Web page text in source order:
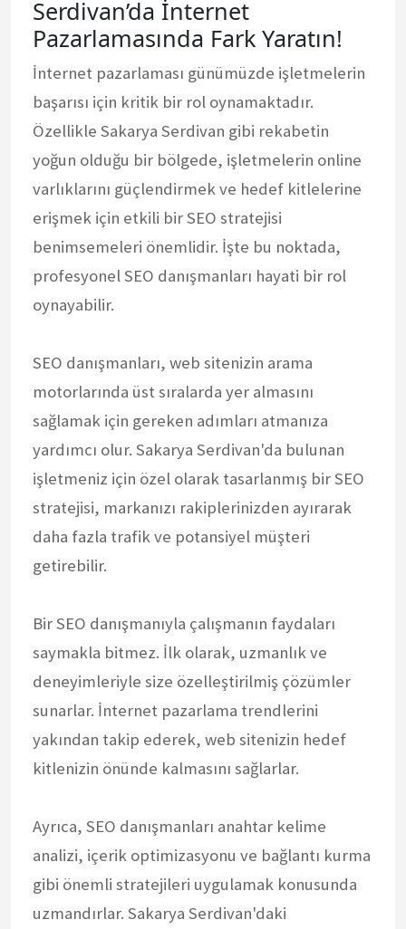
Serdivan’da İnternet
Pazarlamasında Fark Yaratın!
İnternet pazarlaması günümüzde işletmelerin
başarısı için kritik bir rol oynamaktadır.
Özellikle Sakarya Serdivan gibi rekabetin
yoğun olduğu bir bölgede, işletmelerin online
varlıklarını güçlendirmek ve hedef kitlelerine
erişmek için etkili bir SEO stratejisi
benimsemeleri önemlidir. İşte bu noktada,
profesyonel SEO danışmanları hayati bir rol
oynayabilir.
SEO danışmanları, web sitenizin arama
motorlarında üst sıralarda yer almasını
sağlamak için gereken adımları atmanıza
yardımcı olur. Sakarya Serdivan'da bulunan
işletmeniz için özel olarak tasarlanmış bir SEO
stratejisi, markanızı rakiplerinizden ayırarak
daha fazla trafik ve potansiyel müşteri
getirebilir.
Bir SEO danışmanıyla çalışmanın faydaları
saymakla bitmez. İlk olarak, uzmanlık ve
deneyimleriyle size özelleştirilmiş çözümler
sunarlar. İnternet pazarlama trendlerini
yakından takip ederek, web sitenizin hedef
kitlenizin önünde kalmasını sağlarlar.
Ayrıca, SEO danışmanları anahtar kelime
analizi, içerik optimizasyonu ve bağlantı kurma
gibi önemli stratejileri uygulamak konusunda
uzmandırlar. Sakarya Serdivan'daki